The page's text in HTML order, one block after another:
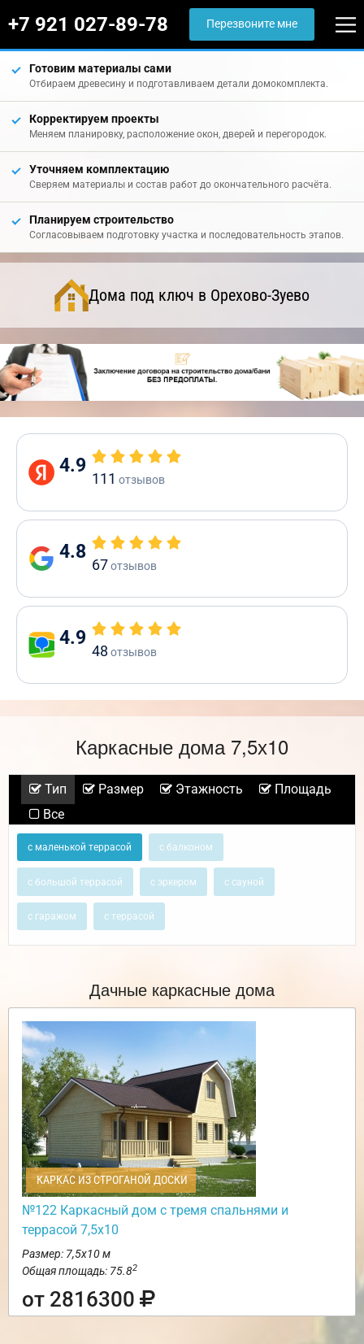
+7 921 027-89-78 Перезвоните мне
Готовим материалы сами
Отбираем древесину и подготавливаем детали домокомплекта.
Корректируем проекты
Меняем планировку, расположение окон, дверей и перегородок.
Уточняем комплектацию
Сверяем материалы и состав работ до окончательного расчёта.
Планируем строительство
Согласовываем подготовку участка и последовательность этапов.
Дома под ключ в Орехово-Зуево
4.9
111 отзывов
4.8
67отзывов
4.9
48 отзывов
Каркасные дома 7,5х10
Тип Размер Этажность
Площадь
Все
с маленькой террасой с балконом
с большой террасой с эркером с сауной
с гаражом с террасой
Дачные каркасные дома
КАРКАС ИЗ СТРОГАНОЙ ДОСКИ
№122 Каркасный дом с тремя спальнями и
террасой 7,5х10
Размер: 7,5х10 м
Общая площадь: 75.82
от 2816300